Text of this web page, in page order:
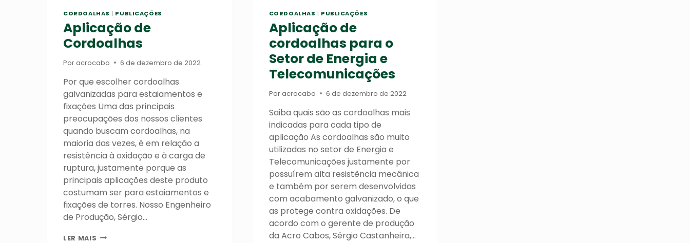
CORDOALHAS | PUBLICAÇÕES
Aplicação de
Cordoalhas
Poracrocabo 6 de dezembro de 2022
Por que escolher cordoalhas
galvanizadas para estaiamentos e
fixações Uma das principais
preocupações dos nossos clientes
quando buscam cordoalhas, na
maioria das vezes, é em relação a
resistência à oxidação e à carga de
ruptura, justamente porque as
principais aplicações deste produto
costumam ser para estaiamentos e
fixações de torres. Nosso Engenheiro
de Produção, Sérgio…
LER MAIS APLICAÇÃO
CORDOALHAS | PUBLICAÇÕES
Aplicação de
cordoalhas para o
Setor de Energia e
Telecomunicações
Poracrocabo 6 de dezembro de 2022
Saiba quais são as cordoalhas mais
indicadas para cada tipo de
aplicação As cordoalhas são muito
utilizadas no setor de Energia e
Telecomunicações justamente por
possuírem alta resistência mecânica
e também por serem desenvolvidas
com acabamento galvanizado, o que
as protege contra oxidações. De
acordo com o gerente de produção
da Acro Cabos, Sérgio Castanheira,…